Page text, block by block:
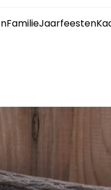
FamilieJaarfeesten